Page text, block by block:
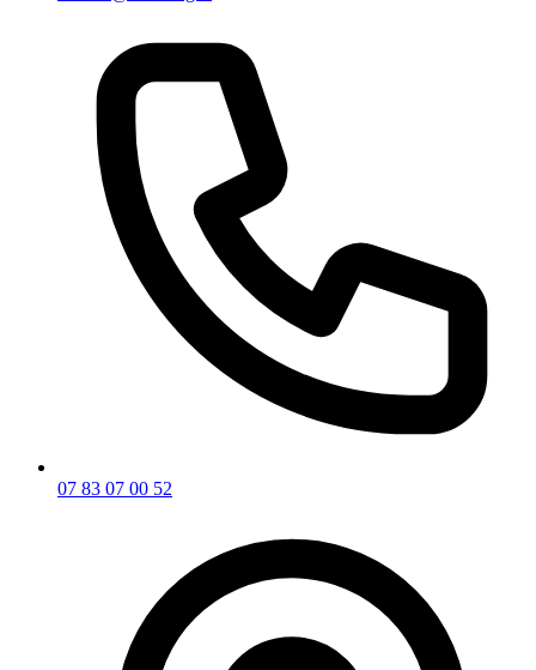
07 83 07 00 52